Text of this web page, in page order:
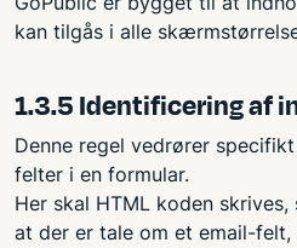
kan tilgås i alle
1.3.5 Identificering af
Denne regel vedrører
felter i en formular.
Her skal HTML koden
at der er tale om et email-